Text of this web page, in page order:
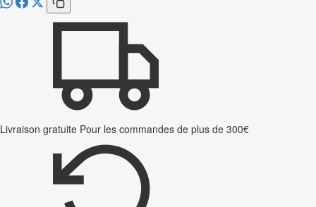
Livraison gratuite Pour les commandes de plus de 300€